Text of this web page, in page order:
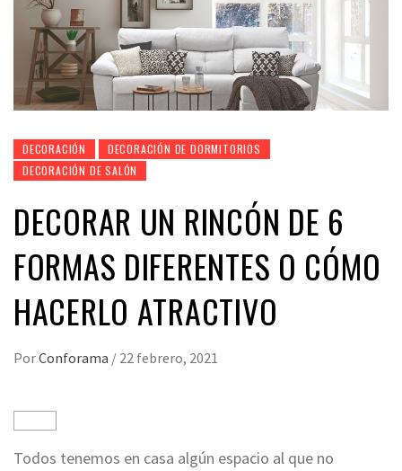
DECORACIÓN
DECORACIÓN DE DORMITORIOS
DECORACIÓN DE SALÓN
DECORAR UN RINCÓN DE 6
FORMAS DIFERENTES O CÓMO
HACERLO ATRACTIVO
PorConforama / 22 febrero, 2021
Todos tenemos en casa algún espacio al que no